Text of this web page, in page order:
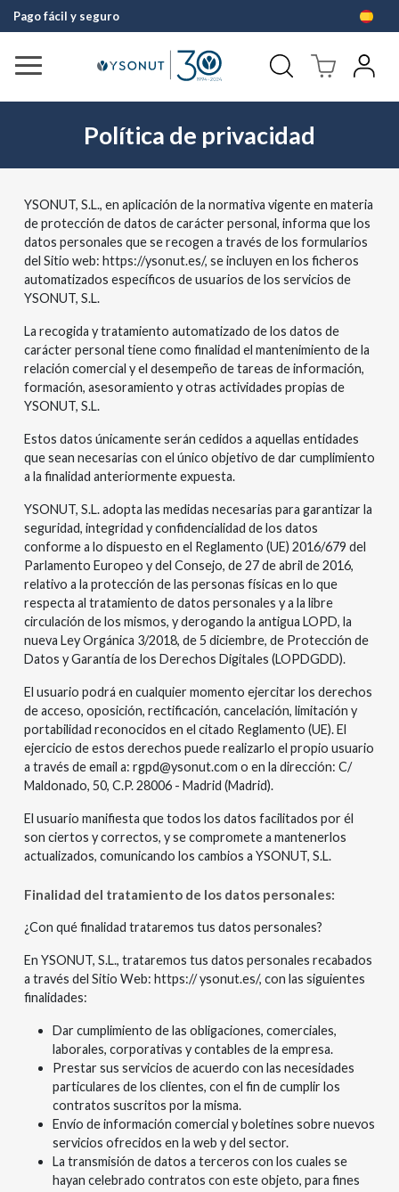
Pago fácil y seguro
Política de privacidad
YSONUT, S.L., en aplicación de la normativa vigente en materia
de protección de datos de carácter personal, informa que los
datos personales que se recogen a través de los formularios
del Sitio web: https://ysonut.es/, se incluyen en los ficheros
automatizados específicos de usuarios de los servicios de
YSONUT, S.L.
La recogida y tratamiento automatizado de los datos de
carácter personal tiene como finalidad el mantenimiento de la
relación comercial y el desempeño de tareas de información,
formación, asesoramiento y otras actividades propias de
YSONUT, S.L.
Estos datos únicamente serán cedidos a aquellas entidades
que sean necesarias con el único objetivo de dar cumplimiento
a la finalidad anteriormente expuesta.
YSONUT, S.L. adopta las medidas necesarias para garantizar la
seguridad, integridad y confidencialidad de los datos
conforme a lo dispuesto en el Reglamento (UE) 2016/679 del
Parlamento Europeo y del Consejo, de 27 de abril de 2016,
relativo a la protección de las personas físicas en lo que
respecta al tratamiento de datos personales y a la libre
circulación de los mismos, y derogando la antigua LOPD, la
nueva Ley Orgánica 3/2018, de 5 diciembre, de Protección de
Datos y Garantía de los Derechos Digitales (LOPDGDD).
El usuario podrá en cualquier momento ejercitar los derechos
de acceso, oposición, rectificación, cancelación, limitación y
portabilidad reconocidos en el citado Reglamento (UE). El
ejercicio de estos derechos puede realizarlo el propio usuario
a través de email a: rgpd@ysonut.com o en la dirección: C/
Maldonado, 50, C.P. 28006 - Madrid (Madrid).
El usuario manifiesta que todos los datos facilitados por él
son ciertos y correctos, y se compromete a mantenerlos
actualizados, comunicando los cambios a YSONUT, S.L.
Finalidad del tratamiento de los datos personales:
¿Con qué finalidad trataremos tus datos personales?
En YSONUT, S.L., trataremos tus datos personales recabados
a través del Sitio Web: https:// ysonut.es/, con las siguientes
finalidades:
Dar cumplimiento de las obligaciones, comerciales,
laborales, corporativas y contables de la empresa.
Prestar sus servicios de acuerdo con las necesidades
particulares de los clientes, con el fin de cumplir los
contratos suscritos por la misma.
Envío de información comercial y boletines sobre nuevos
servicios ofrecidos en la web y del sector.
La transmisión de datos a terceros con los cuales se
hayan celebrado contratos con este objeto, para fines